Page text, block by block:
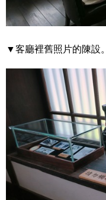
▼客廳裡舊照片的陳設。